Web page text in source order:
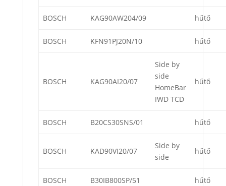
BOSCH KAG90AW204/09 hűtő
BOSCH KFN91PJ20N/10 hűtő
BOSCH KAG90AI20/07
Side by
side
HomeBar
IWD TCD
hűtő
BOSCH B20CS30SNS/01 hűtő
BOSCH KAD90VI20/07
Side by
side
hűtő
BOSCH B30IB800SP/51 hűtő